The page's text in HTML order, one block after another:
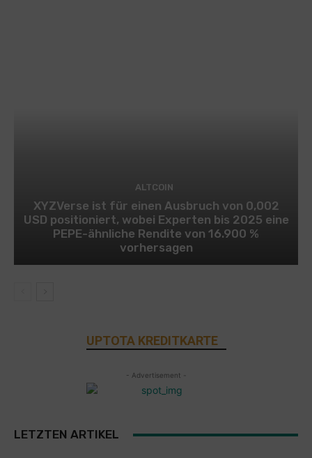
ALTCOIN
XYZVerse ist für einen Ausbruch von 0,002
USD positioniert, wobei Experten bis 2025 eine
PEPE-ähnliche Rendite von 16.900 %
vorhersagen
UPTOTA KREDITKARTE
- Advertisement -
LETZTEN ARTIKEL